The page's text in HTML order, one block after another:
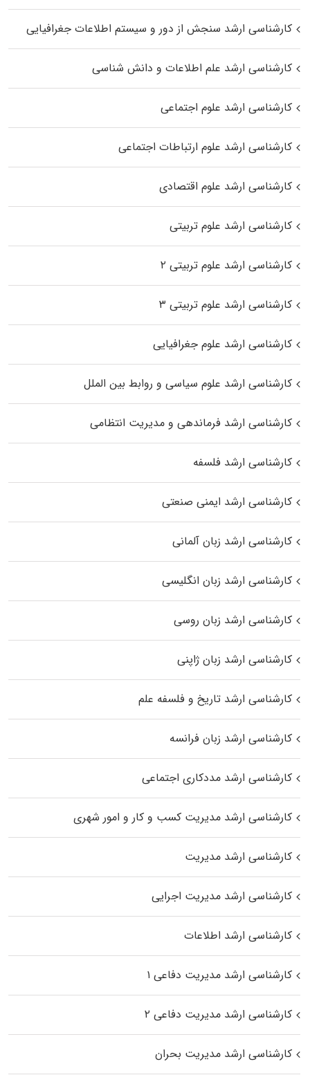
کارشناسی ارشد سنجش از دور و سیستم اطلاعات جغرافیایی
کارشناسی ارشد علم اطلاعات و دانش شناسی
کارشناسی ارشد علوم اجتماعی
کارشناسی ارشد علوم ارتباطات اجتماعی
کارشناسی ارشد علوم اقتصادی
کارشناسی ارشد علوم تربیتی
کارشناسی ارشد علوم تربیتی ۲
کارشناسی ارشد علوم تربیتی ۳
کارشناسی ارشد علوم جغرافیایی
کارشناسی ارشد علوم سیاسی و روابط بین الملل
کارشناسی ارشد فرماندهی و مدیریت انتظامی
کارشناسی ارشد فلسفه
کارشناسی ارشد ایمنی صنعتی
کارشناسی ارشد زبان آلمانی
کارشناسی ارشد زبان انگلیسی
کارشناسی ارشد زبان روسی
کارشناسی ارشد زبان ژاپنی
کارشناسی ارشد تاریخ و فلسفه علم
کارشناسی ارشد زبان فرانسه
کارشناسی ارشد مددکاری اجتماعی
کارشناسی ارشد مدیریت کسب و کار و امور شهری
کارشناسی ارشد مدیریت
کارشناسی ارشد مدیریت اجرایی
کارشناسی ارشد اطلاعات
کارشناسی ارشد مدیریت دفاعی ۱
کارشناسی ارشد مدیریت دفاعی ۲
کارشناسی ارشد مدیریت بحران